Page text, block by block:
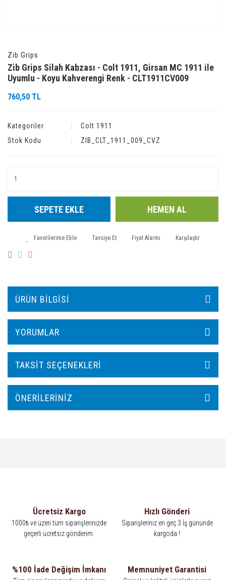
Zib Grips
Zib Grips Silah Kabzası - Colt 1911, Girsan MC 1911 ile
Uyumlu - Koyu Kahverengi Renk - CLT1911CV009
760,50 TL
Kategoriler
Colt 1911
Stok Kodu
ZIB_CLT_1911_009_CVZ
SEPETE EKLE HEMEN AL
Tavsiye Et Fiyat Alarmı Karşılaştır
ÜRÜN BILGISI
YORUMLAR
TAKSIT SEÇENEKLERI
ÖNERILERINIZ
Ücretsiz Kargo
1000₺ ve üzeri tüm siparişlerinizde
geçerli ücretsiz gönderim.
Hızlı Gönderi
Siparişleriniz en geç 3 İş gününde
kargoda !
%100 İade Değişim İmkanı Memnuniyet Garantisi